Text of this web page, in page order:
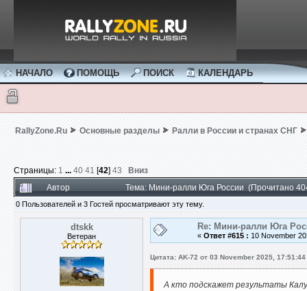
НАЧАЛО ПОМОЩЬ ПОИСК КАЛЕНДАРЬ
RallyZone.Ru Основные разделы Ралли в России и странах СНГ
Страницы: 1 ... 40 41 [42] 43
Вниз
Автор
Тема: Мини-ралли Юга России (Прочитано
0 Пользователей и 3 Гостей просматривают эту тему.
dtskk
Ветеран
Re: Мини-ралли Юга
« Ответ #615 : 10 November
Цитата: AK-72 от 03 November 2025, 17:51:44
А кто подскажет результаты